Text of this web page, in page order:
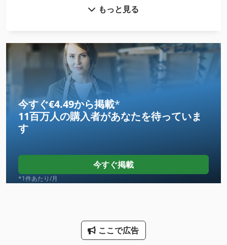
International 433
Meh 5 2 1 8 B
Mvh 5 1 4 B
Na 3000
Ng 200
もっと見る
今すぐ€4.49から掲載*
11百万人の購入者があなたを待っていま
す
今すぐ掲載
*1件あたり/月
ここで広告